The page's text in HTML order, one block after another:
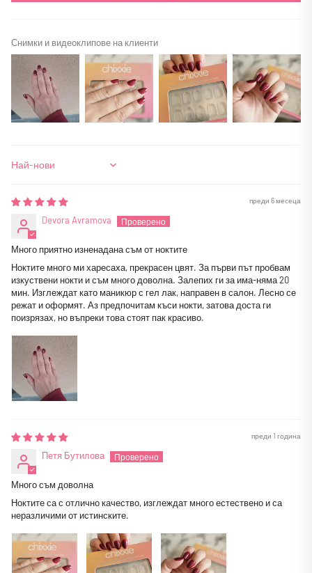
Снимки и видеоклипове на клиенти
Sort by
преди 6 месеца
Devora Avramova
Много приятно изненадана съм от ноктите
Ноктите много ми харесаха, прекрасен цвят. За първи път пробвам
изкуствени нокти и съм много доволна. Залепих ги за има-няма 20
мин. Изглеждат като маникюр с гел лак, направен в салон. Лесно се
режат и оформят. Аз предпочитам къси нокти, затова доста ги
поизрязах, но въпреки това стоят пак красиво.
преди 1 година
Петя Бутилова
Много съм доволна
Ноктите са с отлично качество, изглеждат много естествено и са
неразличими от истинските.